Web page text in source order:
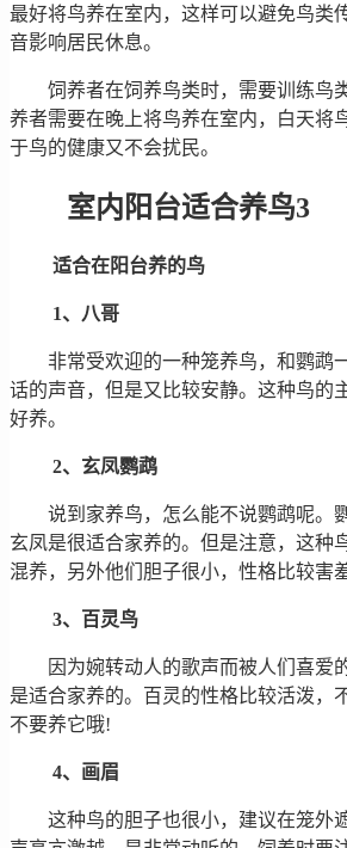
最好将鸟养在室内，这样可以避免鸟类
音影响居民休息。
饲养者在饲养鸟类时，需要训练鸟
养者需要在晚上将鸟养在室内，白天将
于鸟的健康又不会扰民。
室内阳台适合养鸟3
适合在阳台养的鸟
1、八哥
非常受欢迎的一种笼养鸟，和鹦鹉
话的声音，但是又比较安静。这种鸟的
好养。
2、玄凤鹦鹉
说到家养鸟，怎么能不说鹦鹉呢。
玄凤是很适合家养的。但是注意，这种
混养，另外他们胆子很小，性格比较害羞
3、百灵鸟
因为婉转动人的歌声而被人们喜爱
是适合家养的。百灵的性格比较活泼，
不要养它哦!
4、画眉
这种鸟的胆子也很小，建议在笼外